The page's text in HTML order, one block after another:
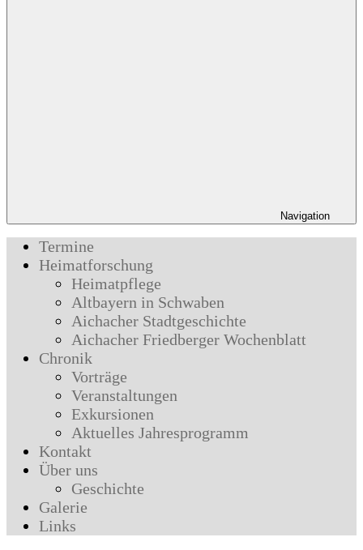
Navigation
Termine
Heimatforschung
Heimatpflege
Altbayern in Schwaben
Aichacher Stadtgeschichte
Aichacher Friedberger Wochenblatt
Chronik
Vorträge
Veranstaltungen
Exkursionen
Aktuelles Jahresprogramm
Kontakt
Über uns
Geschichte
Galerie
Links